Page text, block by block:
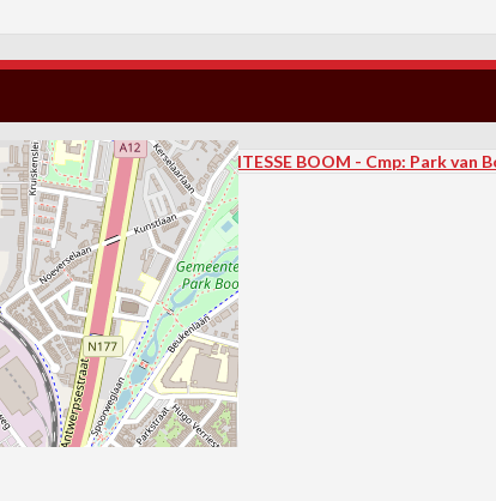
S.F.C. VITESSE BOOM - Cmp: Park van